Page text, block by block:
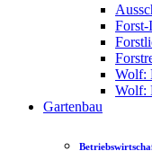
Wolf:
Wolf:
Gartenbau